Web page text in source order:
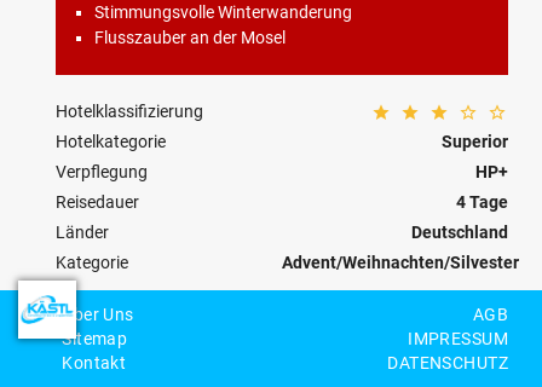
Stimmungsvolle Winterwanderung
Flusszauber an der Mosel
Hotelklassifizierung
Hotelkategorie
Superior
Verpflegung
HP+
Reisedauer
4 Tage
Länder
Deutschland
Kategorie
Advent/Weihnachten/Silvester
Reisecode
DE-56-W-0010
Über Uns
Sitemap
Kontakt
AGB
IMPRESSUM
DATENSCHUTZ